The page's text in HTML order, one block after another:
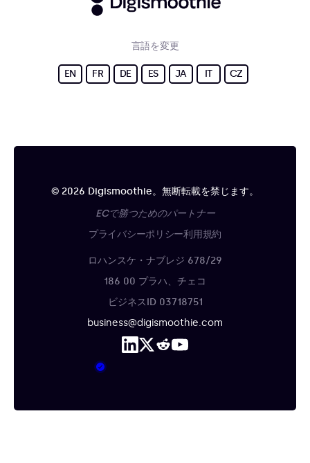
言語を変更
EN FR DE ES JA IT CZ
© 2026 Digismoothie。無断転載を禁じます。
ECで勝つためのパートナー
プライバシーポリシー利用規約
ロハンスケ・ナブレジ 678/29
186 00 プラハ、チェコ
ビジネスID 03718751
business@digismoothie.com